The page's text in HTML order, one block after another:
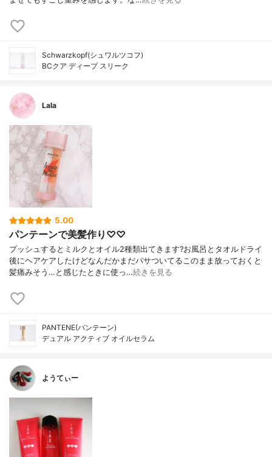
Schwarzkopf(シュワルツコフ)
BCクア ディープ スリーク
Lala
5.00
パンテーンで美髪作り♡♡
プッシュするとミルクとオイル2種類出てきます?お風呂とタオルドライ
後にヘアケアしたけどなんだかまだパサついてるこのまま放っておくと
髪痛みそう…と感じたときに使っ…続きを見る
PANTENE(パンテーン)
デュアル アクティブ オイルセラム
ようてぃー